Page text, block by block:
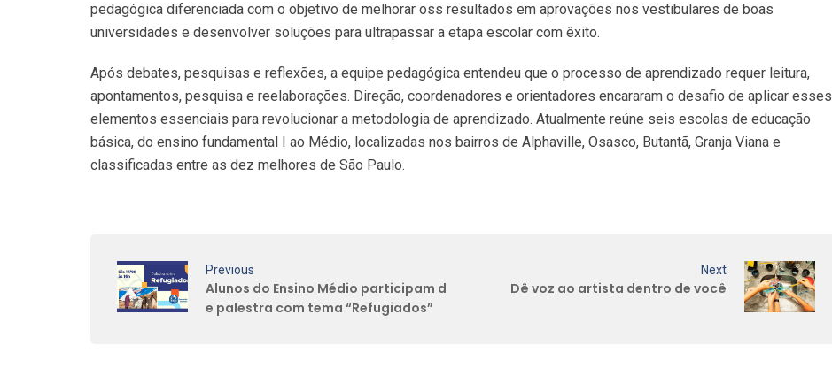
pedagógica diferenciada com o objetivo de melhorar oss resultados em aprovações nos vestibulares de boas
universidades e desenvolver soluções para ultrapassar a etapa escolar com êxito.
Após debates, pesquisas e reflexões, a equipe pedagógica entendeu que o processo de aprendizado requer leitura,
apontamentos, pesquisa e reelaborações. Direção, coordenadores e orientadores encararam o desafio de aplicar esses
elementos essenciais para revolucionar a metodologia de aprendizado. Atualmente reúne seis escolas de educação
básica, do ensino fundamental I ao Médio, localizadas nos bairros de Alphaville, Osasco, Butantã, Granja Viana e
classificadas entre as dez melhores de São Paulo.
Previous
Alunos do Ensino Médio participam d
e palestra com tema “Refugiados”
Next
Dê voz ao artista dentro de você